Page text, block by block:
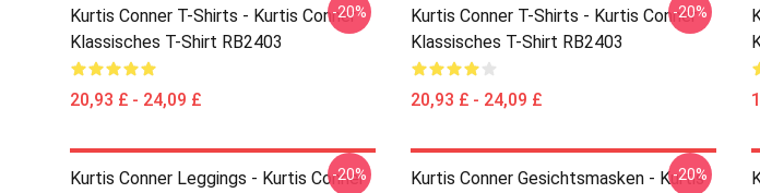
Kurtis Conner T-Shirts - Kurtis Conner
Klassisches T-Shirt RB2403
20,93 £ - 24,09 £
-20%
Kurtis Conner T-Shirts - Kurtis Conner
Klassisches T-Shirt RB2403
20,93 £ - 24,09 £
-20%
Kurtis Conner Leggings - Kurtis Conner
-20%
Kurtis Conner Gesichtsmasken - Kurtis
-20%